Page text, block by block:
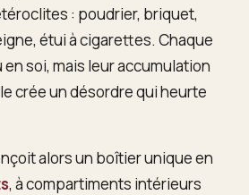
: poudrier, briquet,
étui à cigarettes. Chaque
soi, mais leur accumulation
crée un désordre qui heurte
alors un boîtier unique en
, à compartiments intérieurs